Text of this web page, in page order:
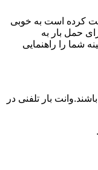
کرده است به خوبی
حمل بار به
شما را راهنمایی
بار تلفنی در